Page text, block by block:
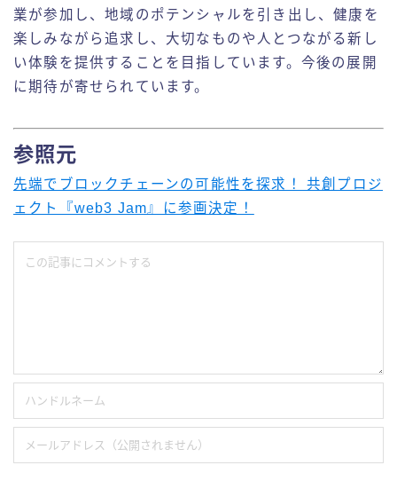
業が参加し、地域のポテンシャルを引き出し、健康を
楽しみながら追求し、大切なものや人とつながる新し
い体験を提供することを目指しています。今後の展開
に期待が寄せられています。
参照元
先端でブロックチェーンの可能性を探求！ 共創プロジ
ェクト『web3 Jam』に参画決定！